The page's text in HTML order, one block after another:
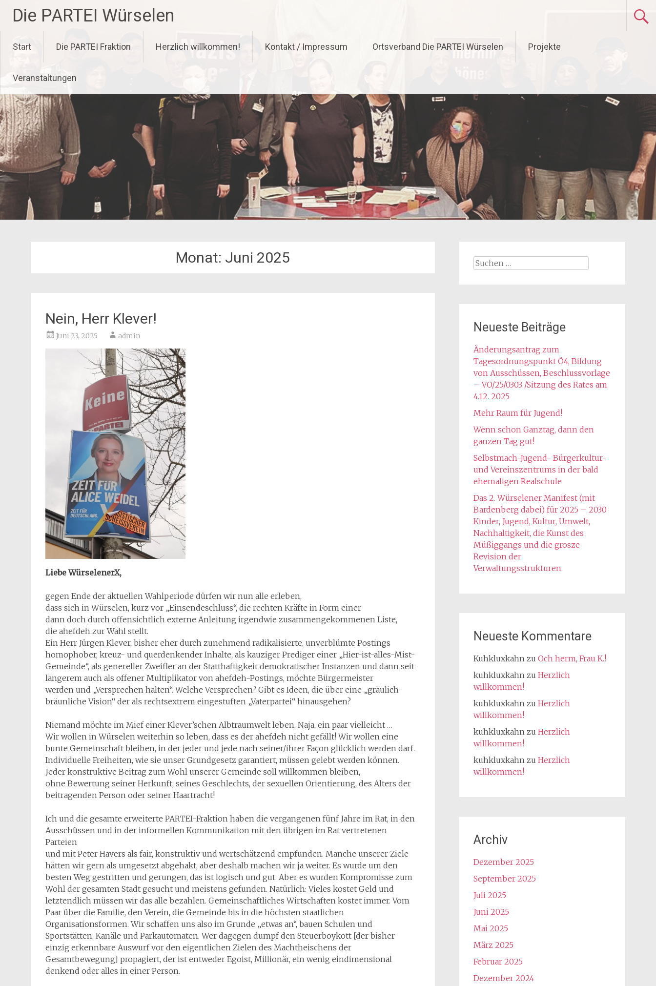
Inhalt
springen
Die PARTEI Würselen
Start Die PARTEI Fraktion Herzlich willkommen! Kontakt / Impressum Ortsverband Die PARTEI Würselen Projekte
Veranstaltungen
Monat: Juni 2025
Nein, Herr Klever!
Juni 23, 2025 admin
Liebe WürselenerX,
gegen Ende der aktuellen Wahlperiode dürfen wir nun alle erleben,
dass sich in Würselen, kurz vor „Einsendeschluss“, die rechten Kräfte in Form einer
dann doch durch offensichtlich externe Anleitung irgendwie zusammengekommenen Liste,
die ahefdeh zur Wahl stellt.
Ein Herr Jürgen Klever, bisher eher durch zunehmend radikalisierte, unverblümte Postings
homophober, kreuz- und querdenkender Inhalte, als kauziger Prediger einer „Hier-ist-alles-Mist-
Gemeinde“, als genereller Zweifler an der Statthaftigkeit demokratischer Instanzen und dann seit
längerem auch als offener Multiplikator von ahefdeh-Postings, möchte Bürgermeister
werden und „Versprechen halten“. Welche Versprechen? Gibt es Ideen, die über eine „gräulich-
bräunliche Vision“ der als rechtsextrem eingestuften „Vaterpartei“ hinausgehen?
Niemand möchte im Mief einer Klever’schen Albtraumwelt leben. Naja, ein paar vielleicht …
Wir wollen in Würselen weiterhin so leben, dass es der ahefdeh nicht gefällt! Wir wollen eine
bunte Gemeinschaft bleiben, in der jeder und jede nach seiner/ihrer Façon glücklich werden darf.
Individuelle Freiheiten, wie sie unser Grundgesetz garantiert, müssen gelebt werden können.
Jeder konstruktive Beitrag zum Wohl unserer Gemeinde soll willkommen bleiben,
ohne Bewertung seiner Herkunft, seines Geschlechts, der sexuellen Orientierung, des Alters der
beitragenden Person oder seiner Haartracht!
Ich und die gesamte erweiterte PARTEI-Fraktion haben die vergangenen fünf Jahre im Rat, in den
Ausschüssen und in der informellen Kommunikation mit den übrigen im Rat vertretenen
Parteien
und mit Peter Havers als fair, konstruktiv und wertschätzend empfunden. Manche unserer Ziele
hätten wir gern als umgesetzt abgehakt, aber deshalb machen wir ja weiter. Es wurde um den
besten Weg gestritten und gerungen, das ist logisch und gut. Aber es wurden Kompromisse zum
Wohl der gesamten Stadt gesucht und meistens gefunden. Natürlich: Vieles kostet Geld und
letztendlich müssen wir das alle bezahlen. Gemeinschaftliches Wirtschaften kostet immer. Vom
Paar über die Familie, den Verein, die Gemeinde bis in die höchsten staatlichen
Organisationsformen. Wir schaffen uns also im Grunde „etwas an“, bauen Schulen und
Sportstätten, Kanäle und Parkautomaten. Wer dagegen dumpf den Steuerboykott [der bisher
einzig erkennbare Auswurf vor den eigentlichen Zielen des Machtheischens der
Gesamtbewegung] propagiert, der ist entweder Egoist, Millionär, ein wenig eindimensional
denkend oder alles in einer Person.
Suchen
Neueste Beiträge
Änderungsantrag zum
Tagesordnungspunkt Ö4, Bildung
von Ausschüssen, Beschlussvorlage
– VO/25/0303 /Sitzung des Rates am
4.12. 2025
Mehr Raum für Jugend!
Wenn schon Ganztag, dann den
ganzen Tag gut!
Selbstmach-Jugend- Bürgerkultur-
und Vereinszentrums in der bald
ehemaligen Realschule
Das 2. Würselener Manifest (mit
Bardenberg dabei) für 2025 – 2030
Kinder, Jugend, Kultur, Umwelt,
Nachhaltigkeit, die Kunst des
Müßiggangs und die grosze
Revision der
Verwaltungsstrukturen.
Neueste Kommentare
Kuhkluxkahnzu Och herm, Frau K.!
kuhkluxkahnzu Herzlich
willkommen!
kuhkluxkahnzu Herzlich
willkommen!
kuhkluxkahnzu Herzlich
willkommen!
kuhkluxkahnzu Herzlich
willkommen!
Archiv
Dezember 2025
September 2025
Juli 2025
Juni 2025
Mai 2025
März 2025
Februar 2025
Dezember 2024